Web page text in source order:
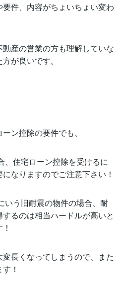
件、内容がちょいちょい変わ
産の営業の方も理解していな
が良いです。
ン控除の要件でも、
、住宅ローン控除を受けるに
なりますのでご注意下さい！
いう旧耐震の物件の場合、耐
るのは相当ハードルが高いと
長くなってしまうので、また
！